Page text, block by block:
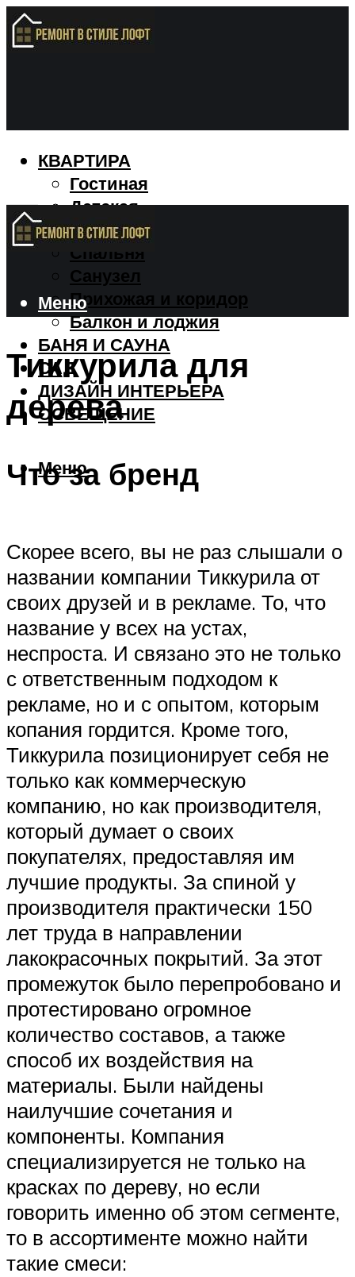
КВАРТИРА
Гостиная
Детская
Кухня
Спальня
Санузел
Прихожая и коридор
Балкон и лоджия
БАНЯ И САУНА
САД
ДИЗАЙН ИНТЕРЬЕРА
ОСВЕЩЕНИЕ
Меню
Меню
Тиккурила для
дерева
Что за бренд
Скорее всего, вы не раз слышали о
названии компании Тиккурила от
своих друзей и в рекламе. То, что
название у всех на устах,
неспроста. И связано это не только
с ответственным подходом к
рекламе, но и с опытом, которым
копания гордится. Кроме того,
Тиккурила позиционирует себя не
только как коммерческую
компанию, но как производителя,
который думает о своих
покупателях, предоставляя им
лучшие продукты. За спиной у
производителя практически 150
лет труда в направлении
лакокрасочных покрытий. За этот
промежуток было перепробовано и
протестировано огромное
количество составов, а также
способ их воздействия на
материалы. Были найдены
наилучшие сочетания и
компоненты. Компания
специализируется не только на
красках по дереву, но если
говорить именно об этом сегменте,
то в ассортименте можно найти
такие смеси: